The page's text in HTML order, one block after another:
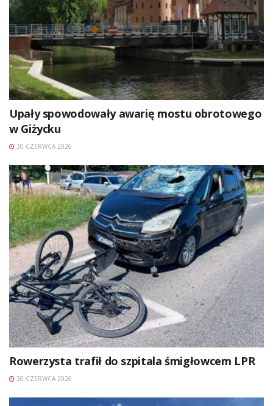
Upały spowodowały awarię mostu obrotowego
w Giżycku
30 CZERWCA 2026
Rowerzysta trafił do szpitala śmigłowcem LPR
30 CZERWCA 2026